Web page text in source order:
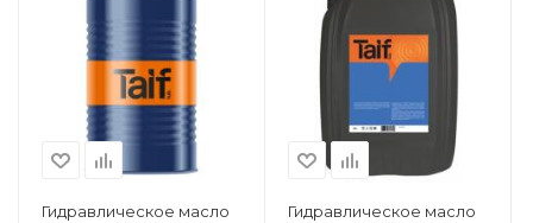
Гидравлическое масло
Гидравлическое масло